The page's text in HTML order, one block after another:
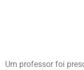
Um professor foi